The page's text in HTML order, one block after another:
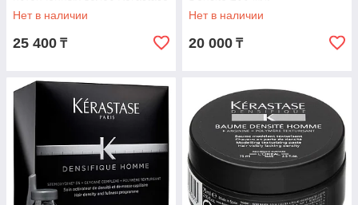
Densifique Serum Jeunesse
100 мл.
Нет в наличии
25 400 ₸
Нет в наличии
20 000 ₸